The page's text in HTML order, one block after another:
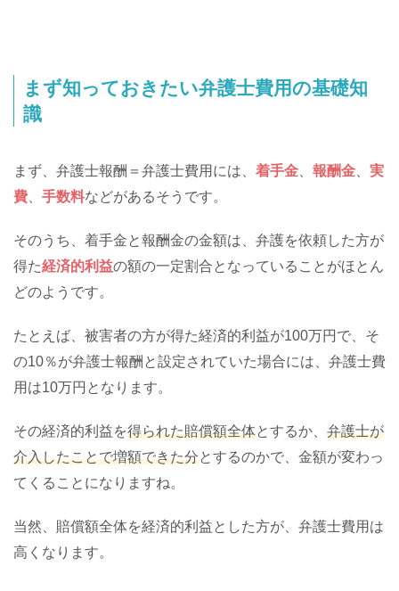
まず知っておきたい弁護士費用の基礎知
識
まず、弁護士報酬＝弁護士費用には、 着手金 報酬金
実
費
手数料などがあるそうです。
そのうち、着手金と報酬金の金額は、弁護を依頼した方が
得た経済的利益の額の一定割合となっていることがほとん
どのようです。
たとえば、被害者の方が得た経済的利益が100万円で、そ
の10％が弁護士報酬と設定されていた場合には、弁護士費
用は10万円となります。
その経済的利益を得られた賠償額全体とするか、 弁護士が
介入したことで増額できた分とするのかで、金額が変わっ
てくることになりますね。
当然、賠償額全体を経済的利益とした方が、弁護士費用は
高くなります。